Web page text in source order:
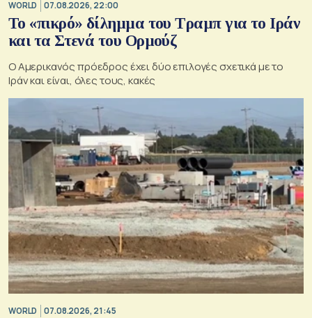
WORLD 07.08.2026, 22:00
Το «πικρό» δίλημμα του Τραμπ για το Ιράν
και τα Στενά του Ορμούζ
Ο Αμερικανός πρόεδρος έχει δύο επιλογές σχετικά με το
Ιράν και είναι, όλες τους, κακές
WORLD 07.08.2026, 21:45